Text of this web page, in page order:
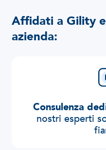
Affidati a Gility
azienda:
Consulenza
nostri esperti